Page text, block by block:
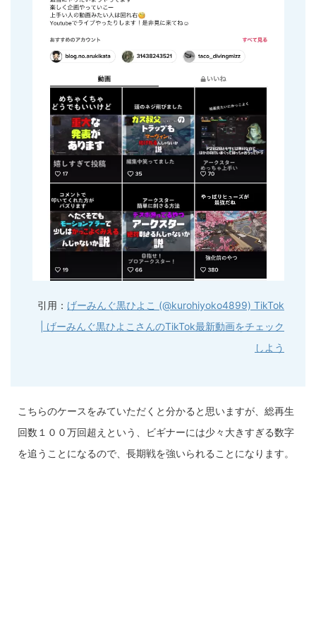
引用： げーみんぐ黒ひよこ (@kurohiyoko4899) TikTok
| げーみんぐ黒ひよこさんのTikTok最新動画をチェック
しよう
こちらのケースをみていただくと分かると思いますが、総再生
回数１００万回超えという、ビギナーには少々大きすぎる数字
を追うことになるので、長期戦を強いられることになります。